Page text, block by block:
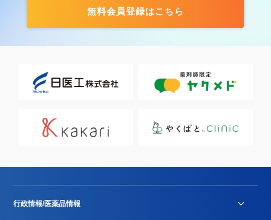
無料会員登録はこちら
行政情報/医薬品情報